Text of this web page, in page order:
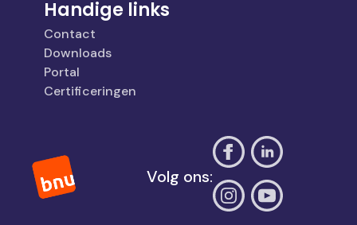
Handige links
Contact
Downloads
Portal
Certificeringen
Volg ons: